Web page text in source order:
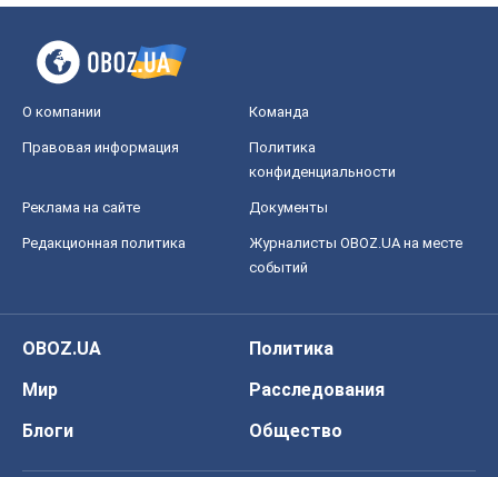
О компании Команда
Правовая информация
Политика
конфиденциальности
Реклама на сайте Документы
Редакционная политика
Журналисты OBOZ.UA на месте
событий
OBOZ.UA
Политика
Мир
Расследования
Блоги
Общество